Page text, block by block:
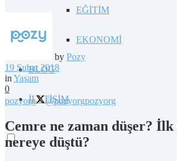
EĞİTİM
EKONOMİ
BLOG
İLETİŞİM
by Pozy
19 Şubat 2018
in Yaşam
0
pozyorg
@pozyorgpozyorg
Cemre ne zaman düşer? İlk
nereye düştü?